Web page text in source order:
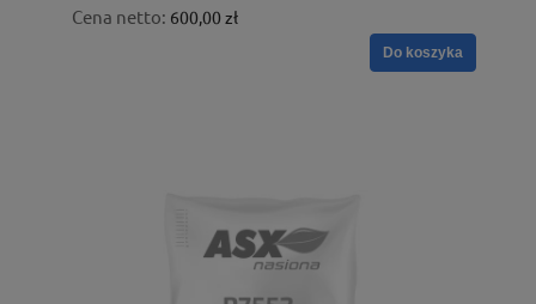
Cena netto: 600,00 zł
Do koszyka